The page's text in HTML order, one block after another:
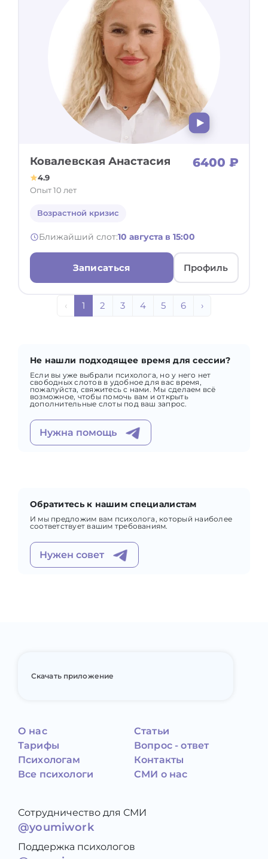
Ковалевская Анастасия 6400 ₽
4.9
Опыт 10 лет
Возрастной кризис
Ближайший слот:10 августа в 15:00
Записаться Профиль
‹ 1 2 3 4 5 6 ›
Не нашли подходящее время для сессии?
Если вы уже выбрали психолога, но у него нет
свободных слотов в удобное для вас время,
пожалуйста, свяжитесь с нами. Мы сделаем всё
возможное, чтобы помочь вам и открыть
дополнительные слоты под ваш запрос.
Нужна помощь
Обратитесь к нашим специалистам
И мы предложим вам психолога, который наиболее
соответствует вашим требованиям.
Нужен совет
Скачать приложение
О нас
Тарифы
Психологам
Все психологи
Статьи
Вопрос - ответ
Контакты
СМИ о нас
Сотрудничество для СМИ
@youmiwork
Поддержка психологов